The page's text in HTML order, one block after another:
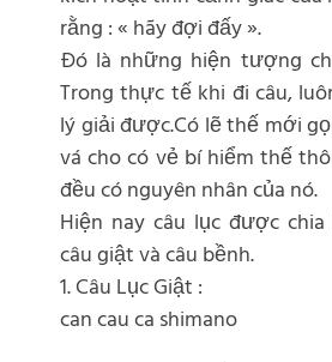
rằng : « hãy đợi đấy ».
Đó là những hiện tượng
Trong thực tế khi đi câu,
lý giải được.Có lẽ thế mới
vá cho có vẻ bí hiểm thế
đều có nguyên nhân của nó.
Hiện nay câu lục được
câu giật và câu bềnh.
1. Câu Lục Giật :
can cau ca shimano